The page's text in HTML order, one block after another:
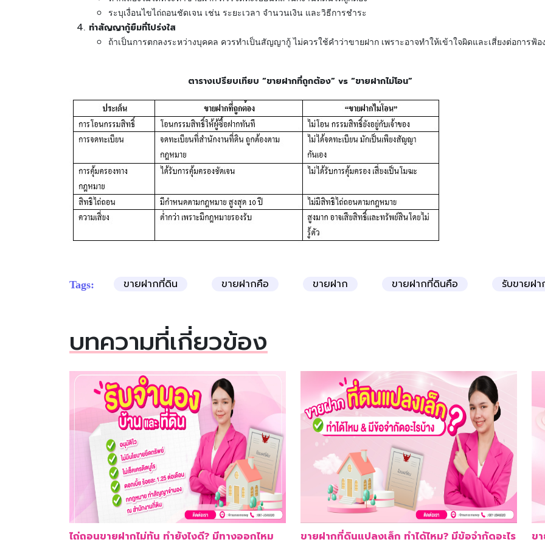
ระบุเงื่อนไขไถ่ถอนชัดเจน เช่น ระยะเวลา จำนวนเงิน และวิธีการชำระ
ทำสัญญากู้ยืมที่โปร่งใส
ถ้าเป็นการตกลงระหว่างบุคคล ควรทำเป็นสัญญากู้ ไม่ควรใช้คำว่าขายฝาก เพราะอาจทำให้เข้าใจผิดและเสี่ยงต่อการฟ้อ
ตารางเปรียบเทียบ “ขายฝากที่ถูกต้อง” vs “ขายฝากไม่โอน”
Tags: ขายฝากที่ดิน ขายฝากคือ ขายฝาก ขายฝากที่ดินคือ รับขายฝ
บทความที่เกี่ยวข้อง
ไถ่ถอนขายฝากไม่ทัน ทำยังไงดี? มีทางออกไหม ขายฝากที่ดินแปลงเล็ก ทำได้ไหม? มีข้อจำกัดอะไร ข